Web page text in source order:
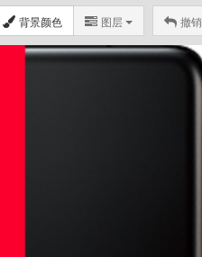
背景颜色 图层 撤销